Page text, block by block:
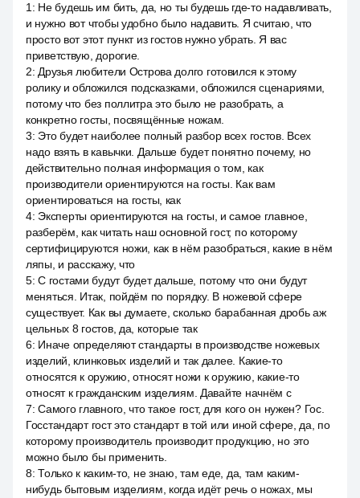
1 : Не будешь им бить, да, но ты будешь где-то надавливать,
и нужно вот чтобы удобно было надавить. Я считаю, что
просто вот этот пункт из гостов нужно убрать. Я вас
приветствую, дорогие.
2: Друзья любители Острова долго готовился к этому
ролику и обложился подсказками, обложился сценариями,
потому что без поллитра это было не разобрать, а
конкретно госты, посвящённые ножам.
3: Это будет наиболее полный разбор всех гостов. Всех
надо взять в кавычки. Дальше будет понятно почему, но
действительно полная информация о том, как
производители ориентируются на госты. Как вам
ориентироваться на госты, как
4: Эксперты ориентируются на госты, и самое главное,
разберём, как читать наш основной гост, по которому
сертифицируются ножи, как в нём разобраться, какие в нём
ляпы, и расскажу, что
5:С гостами будут будет дальше, потому что они будут
меняться. Итак, пойдём по порядку. В ножевой сфере
существует. Как вы думаете, сколько барабанная дробь аж
цельных 8 гостов, да, которые так
6: Иначе определяют стандарты в производстве ножевых
изделий, клинковых изделий и так далее. Какие-то
относятся к оружию, относят ножи к оружию, какие-то
относят к гражданским изделиям. Давайте начнём с
7:Самого главного, что такое гост, для кого он нужен? Гос.
Госстандарт гост это стандарт в той или иной сфере, да, по
которому производитель производит продукцию, но это
можно было бы применить.
8:Только к каким-то, не знаю, там еде, да, там каким-
нибудь бытовым изделиям, когда идёт речь о ножах, мы